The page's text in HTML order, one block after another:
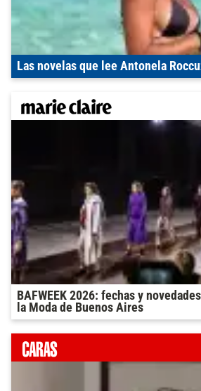
Las novelas que lee Antonela
BAFWEEK 2026: fechas y
la Moda de Buenos Aires